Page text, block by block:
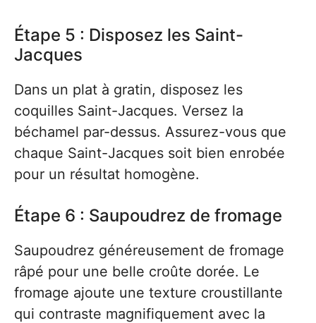
Étape 5 : Disposez les Saint-
Jacques
Dans un plat à gratin, disposez les
coquilles Saint-Jacques. Versez la
béchamel par-dessus. Assurez-vous que
chaque Saint-Jacques soit bien enrobée
pour un résultat homogène.
Étape 6 : Saupoudrez de fromage
Saupoudrez généreusement de fromage
râpé pour une belle croûte dorée. Le
fromage ajoute une texture croustillante
qui contraste magnifiquement avec la